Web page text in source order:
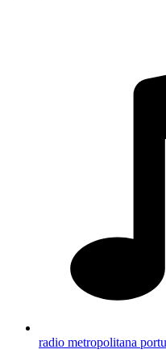
radio metropolitana